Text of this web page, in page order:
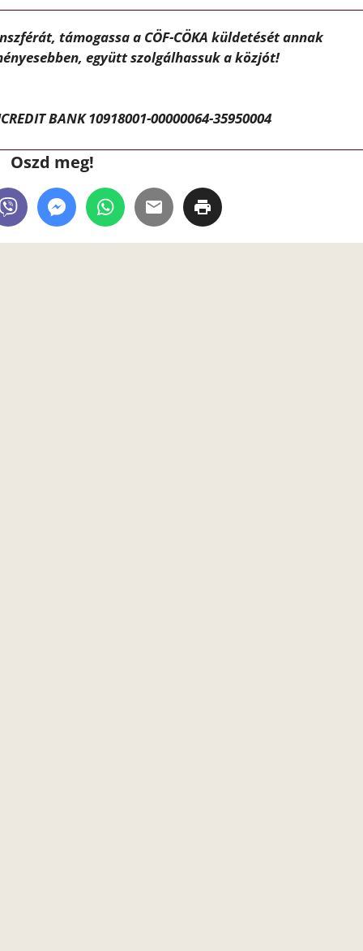
támogassa a CÖF-CÖKA küldetését annak
együtt szolgálhassuk a közjót!
BANK 10918001-00000064-35950004
Oszd meg!